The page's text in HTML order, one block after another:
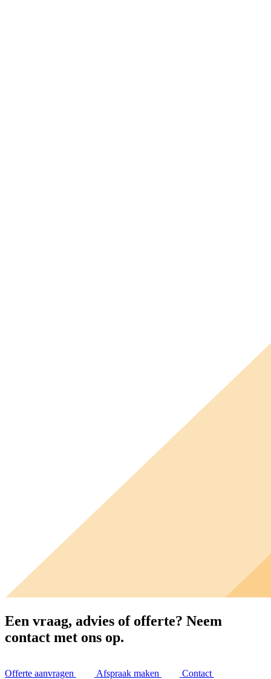
Een vraag, advies of offerte? Neem
contact met ons op.
Offerte aanvragen Afspraak maken Contact